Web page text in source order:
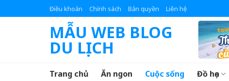
to
Điều khoản Chính sách Bản quyền Liên hệ
MẪU WEB BLOG
DU LỊCH
Trang chủ Ăn ngon Cuộc sống Đồ họa